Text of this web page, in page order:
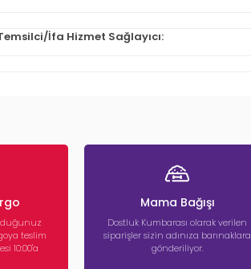
İfa Hizmet Sağlayıcı:
teslim
10:00'a
Mama Bağışı
Dostluk Kumbarası olarak verilen
siparişler sizin adınıza barınaklara
gönderiliyor.